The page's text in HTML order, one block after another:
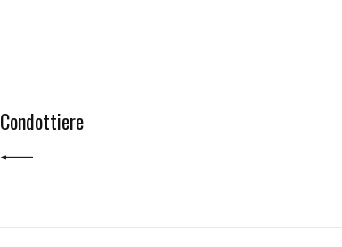
Condottiere